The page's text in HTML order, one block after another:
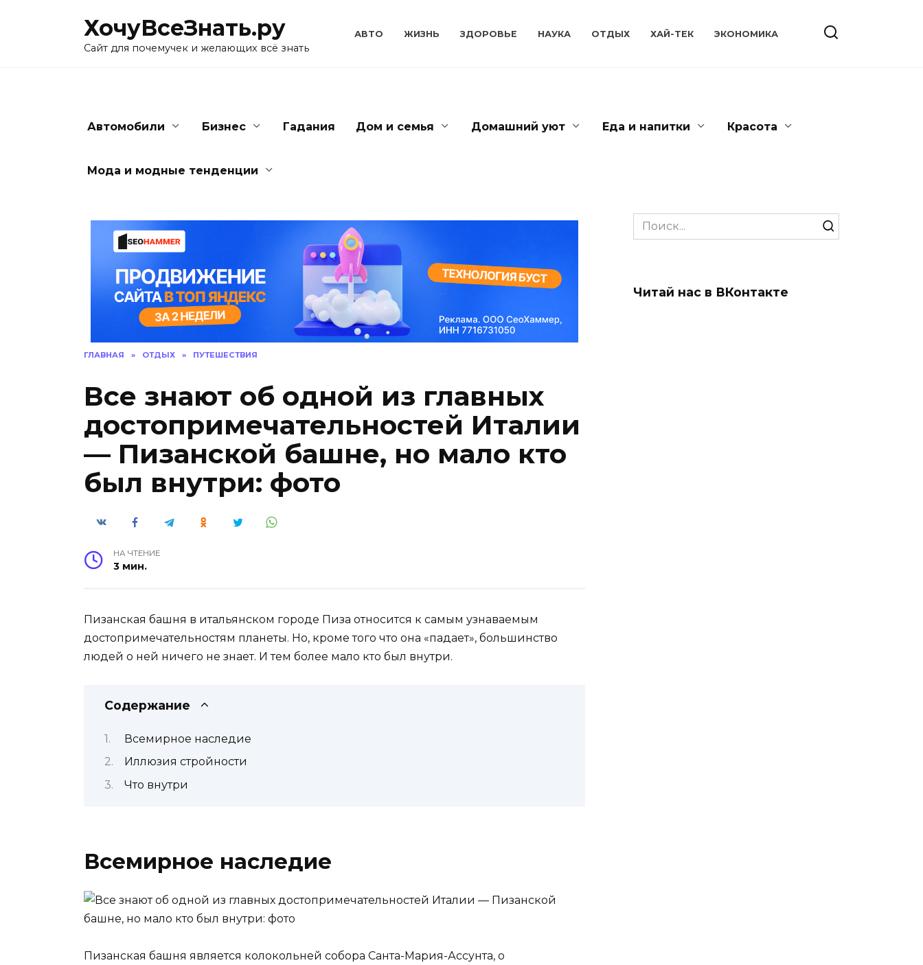
ХочуВсеЗнать.ру
Сайт для почемучек и желающих всё знать
АВТО ЖИЗНЬ ЗДОРОВЬЕ НАУКА ОТДЫХ ХАЙ-ТЕК ЭКОНОМИКА
Автомобили Бизнес Гадания Дом и семья Домашний уют Еда и напитки Красота
Мода и модные тенденции
ГЛАВНАЯ » ОТДЫХ » ПУТЕШЕСТВИЯ
Все знают об одной из главных
достопримечательностей Италии
— Пизанской башне, но мало кто
был внутри: фото
НА ЧТЕНИЕ
3 мин.
Пизанская башня в итальянском городе Пиза относится к самым узнаваемым
достопримечательностям планеты. Но, кроме того что она «падает», большинство
людей о ней ничего не знает. И тем более мало кто был внутри.
Содержание
Всемирное наследие
Иллюзия стройности
Что внутри
Всемирное наследие
Пизанская башня является колокольней собора Санта-Мария-Ассунта, о
Search
for:
Читай нас в ВКонтакте